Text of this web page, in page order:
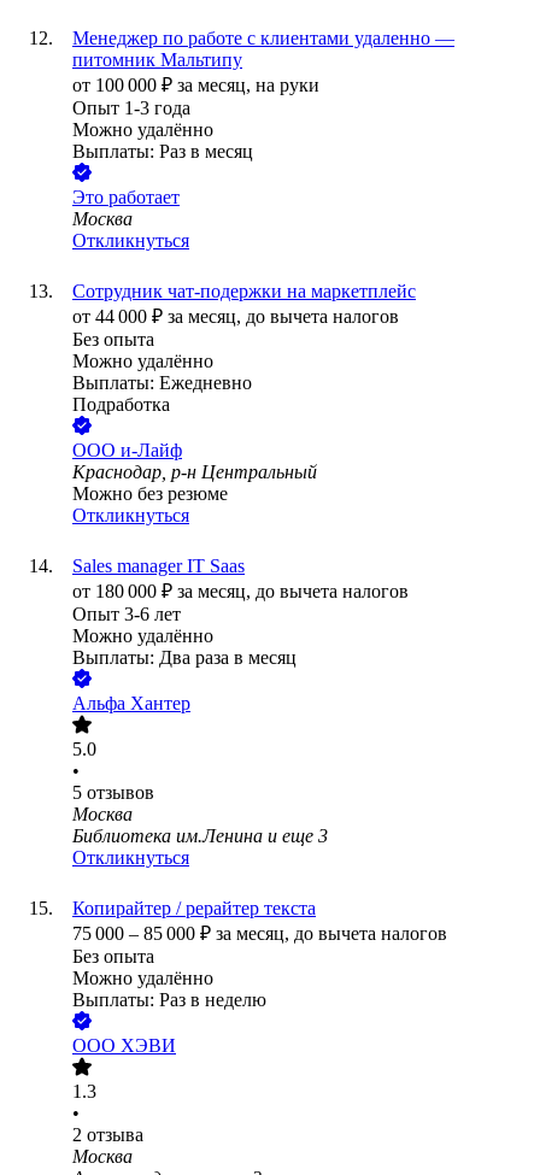
Менеджер по работе с клиентами удаленно —
питомник Мальтипу
от 100 000 ₽ за месяц, на руки
Опыт 1-3 года
Можно удалённо
Выплаты: Раз в месяц
Это работает
Москва
Откликнуться
Сотрудник чат-подержки на маркетплейс
от 44 000 ₽ за месяц, до вычета налогов
Без опыта
Можно удалённо
Выплаты: Ежедневно
Подработка
ООО и-Лайф
Краснодар, р-н Центральный
Можно без резюме
Откликнуться
Sales manager IT Saas
от 180 000 ₽ за месяц, до вычета налогов
Опыт 3-6 лет
Можно удалённо
Выплаты: Два раза в месяц
Альфа Хантер
5.0
•
5 отзывов
Москва
Библиотека им.Ленина и еще 3
Откликнуться
Копирайтер / рерайтер текста
75 000 – 85 000 ₽ за месяц, до вычета налогов
Без опыта
Можно удалённо
Выплаты: Раз в неделю
ООО ХЭВИ
1.3
•
2 отзыва
Москва